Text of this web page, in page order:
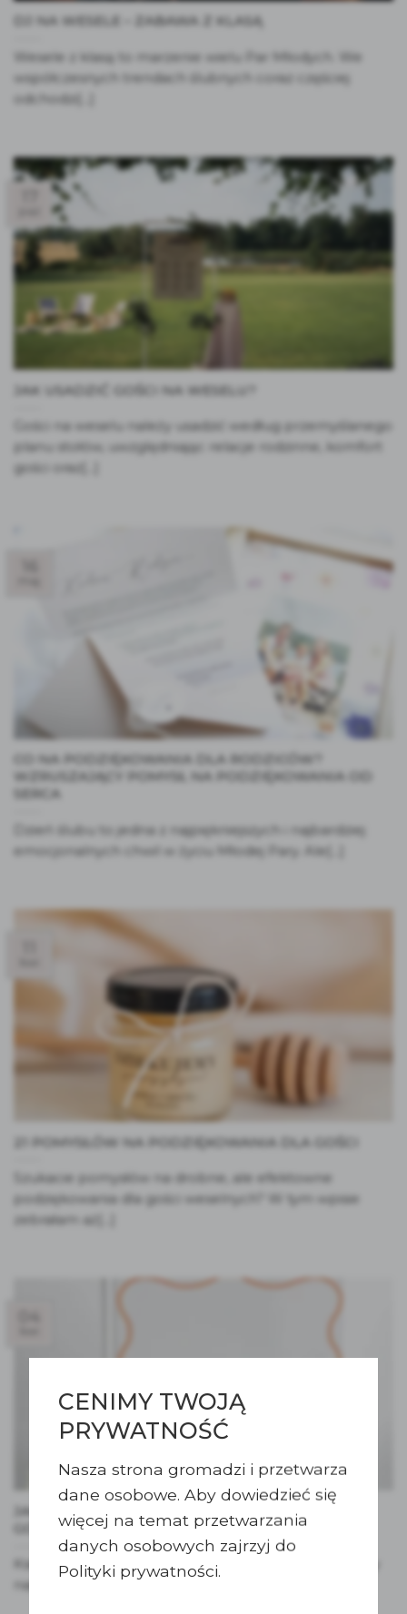
DJ NA WESELE – ZABAWA Z KLASĄ
Wesele z klasą to marzenie wielu Par Młodych. We
współczesnych trendach ślubnych coraz częściej
odchodzi[...]
JAK USADZIĆ GOŚCI NA WESELU?
Gości na weselu należy usadzić według przemyślanego
planu stołów, uwzględniając relacje rodzinne, komfort
gości oraz[...]
CO NA PODZIĘKOWANIA DLA RODZICÓW?
WZRUSZAJĄCY POMYSŁ NA PODZIĘKOWANIA OD
SERCA
Dzień ślubu to jedna z najpiękniejszych i najbardziej
emocjonalnych chwil w życiu Młodej Pary. Ale[...]
21 POMYSŁÓW NA PODZIĘKOWANIA DLA GOŚCI
Szukacie pomysłów na drobne, ale efektowne
podziękowania dla gości weselnych? W tym wpisie
zebrałam aż[...]
JAK ZACHĘCIĆ GOŚCI DO WPISÓW W KSIĘDZE
GOŚCI? 10 KREATYWNYCH POMYSŁÓW!
Księga gości to jeden z tych elementów wesela, który
naprawdę zostaje z Wami na długie[...]
CENIMY TWOJĄ
PRYWATNOŚĆ
Nasza strona gromadzi i przetwarza
dane osobowe. Aby dowiedzieć się
więcej na temat przetwarzania
danych osobowych zajrzyj do
Polityki prywatności.